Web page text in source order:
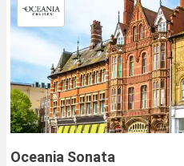
Oceania Sonata